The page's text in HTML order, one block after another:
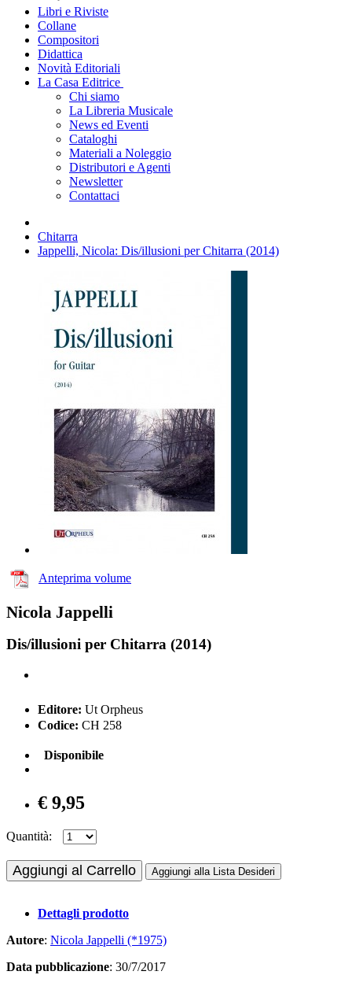
Libri e Riviste
Collane
Compositori
Didattica
Novità Editoriali
La Casa Editrice
Chi siamo
La Libreria Musicale
News ed Eventi
Cataloghi
Materiali a Noleggio
Distributori e Agenti
Newsletter
Contattaci
Chitarra
Jappelli, Nicola: Dis/illusioni per Chitarra (2014)
Anteprima volume
Nicola Jappelli
Dis/illusioni per Chitarra (2014)
Editore: Ut Orpheus
Codice: CH 258
Disponibile
€ 9,95
Quantità:
Aggiungi al Carrello Aggiungi alla Lista Desideri
Dettagli prodotto
Autore: Nicola Jappelli (*1975)
Data pubblicazione: 30/7/2017